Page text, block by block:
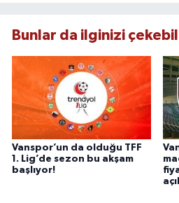
bilgilendirmektedir.
Bunlar da ilginizi
Vanspor’un da olduğu TFF
1. Lig’de sezon bu akşam
başlıyor!